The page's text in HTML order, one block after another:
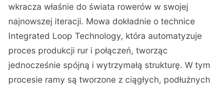
wkracza właśnie do świata rowerów w swojej
najnowszej iteracji. Mowa dokładnie o technice
Integrated Loop Technology, która automatyzuje
proces produkcji rur i połączeń, tworząc
jednocześnie spójną i wytrzymałą strukturę. W tym
procesie ramy są tworzone z ciągłych, podłużnych